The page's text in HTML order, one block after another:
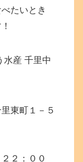
たいとき
水産 千里中
東町１－５
２：００